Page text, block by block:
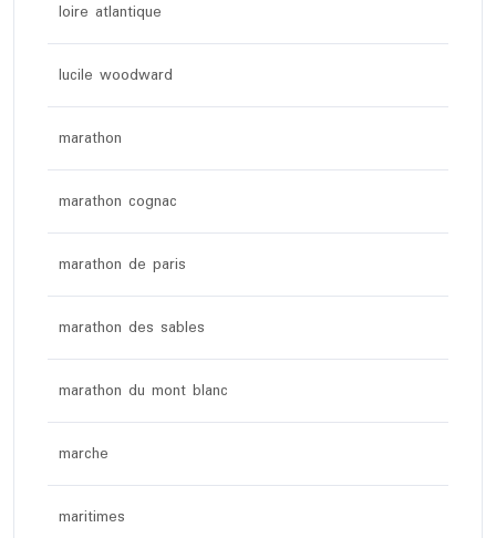
loire atlantique
lucile woodward
marathon
marathon cognac
marathon de paris
marathon des sables
marathon du mont blanc
marche
maritimes